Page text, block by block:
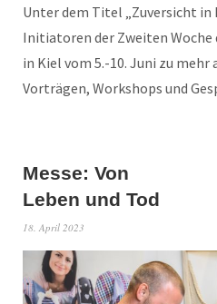
Unter dem Titel „Zuversicht in
Initiatoren der Zweiten Woche
in Kiel vom 5.-10. Juni zu
Vorträgen, Workshops und
Messe: Von
Leben und Tod
18. April 2023